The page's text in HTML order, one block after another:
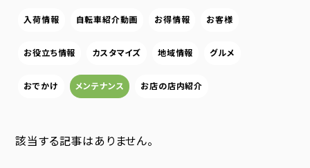
入荷情報 自転車紹介動画 お得情報 お客様
お役立ち情報 カスタマイズ 地域情報 グルメ
おでかけ メンテナンス お店の店内紹介
該当する記事はありません。